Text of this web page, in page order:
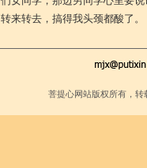
转来转去，搞得我头颈都酸了。
菩提心网站版权所有，